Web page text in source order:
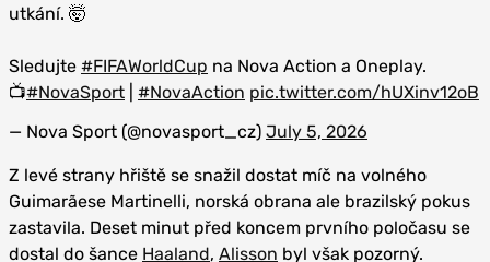
utkání. 🤯
Sledujte #FIFAWorldCup na Nova Action a Oneplay.
📺⁣#NovaSport #NovaAction pic.twitter.com/hUXinv12oB
— Nova Sport (@novasport_cz) July 5, 2026
Z levé strany hřiště se snažil dostat míč na volného
Guimarãese Martinelli, norská obrana ale brazilský pokus
zastavila. Deset minut před koncem prvního poločasu se
dostal do šance Haaland, Alisson byl však pozorný.